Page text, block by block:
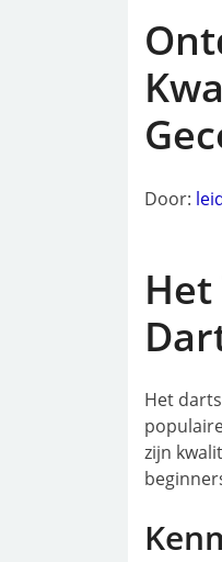
Door:
Het
zijn